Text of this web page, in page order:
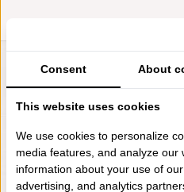
VRAGEN?
Consent About
This website uses cookies
We use cookies to personalize
media features, and analyze our
information about your use of
advertising, and analytics